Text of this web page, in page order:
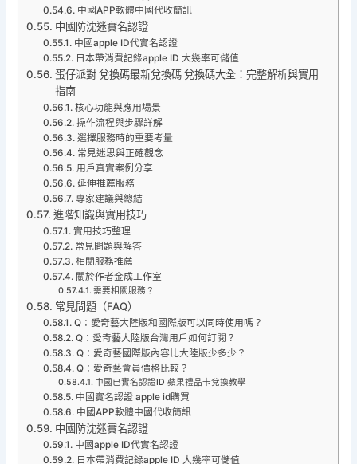
中國APP軟體中國代收簡訊
中國防沈迷實名認證
中國apple ID代實名認證
日本帶消費記錄apple ID 大幾率可儲值
蛋仔派對 兌換碼最新兌換碼 兌換碼大全：完整解析與實用
指南
核心功能與應用場景
操作流程與步驟詳解
選擇服務時的重要考量
常見迷思與正確觀念
用戶真實案例分享
延伸推薦服務
專家建議與總結
進階知識與實用技巧
實用技巧整理
常見問題與解答
相關服務推薦
關於作者金成工作室
需要相關服務？
常見問題（FAQ）
Q：愛奇藝大陸版和國際版可以同時使用嗎？
Q：愛奇藝大陸版台灣用戶如何訂閱？
Q：愛奇藝國際版內容比大陸版少多少？
Q：愛奇藝會員價格比較？
中國已實名認證ID 蘋果禮品卡兌換教學
中國實名認證 apple id購買
中國APP軟體中國代收簡訊
中國防沈迷實名認證
中國apple ID代實名認證
日本帶消費記錄apple ID 大幾率可儲值